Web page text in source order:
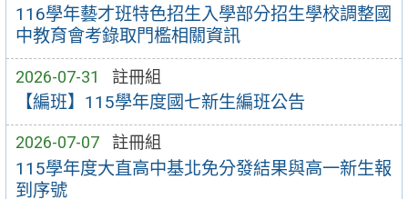
116學年藝才班特色招生入學部分招生學校調整國
中教育會考錄取門檻相關資訊
2026-07-31 註冊組
【編班】115學年度國七新生編班公告
2026-07-07 註冊組
115學年度大直高中基北免分發結果與高一新生報
到序號